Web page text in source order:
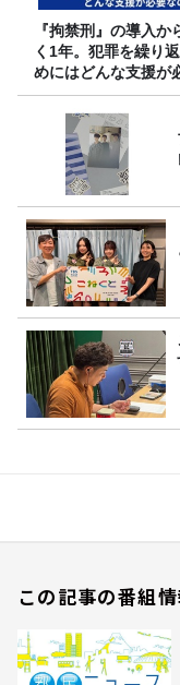
『拘禁刑』の導入か
く1年。犯罪を繰り
めにはどんな支援が
か
この記事の番組